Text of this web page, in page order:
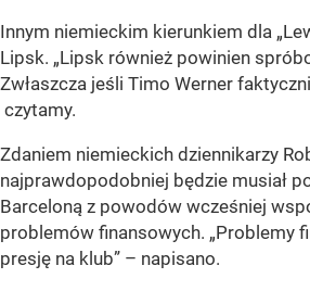
Innym niemieckim kierunkiem dla
Lipsk. „Lipsk również powinien
Zwłaszcza jeśli Timo Werner
czytamy.
Zdaniem niemieckich dziennikarzy
najprawdopodobniej będzie musiał
Barceloną z powodów wcześniej
problemów finansowych. „Problemy
presję na klub” – napisano.